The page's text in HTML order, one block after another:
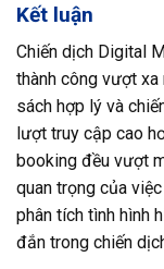
Kết luận
Chiến dịch Digital
thành công vượt xa
sách hợp lý và
lượt truy cập cao
booking đều vượt
quan trọng của
phân tích tình hình
đắn trong chiến